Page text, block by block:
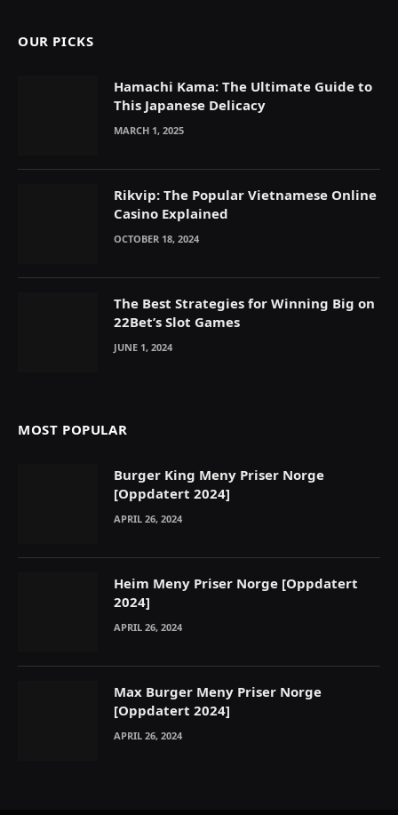
OUR PICKS
Hamachi Kama: The Ultimate Guide to
This Japanese Delicacy
MARCH 1, 2025
Rikvip: The Popular Vietnamese Online
Casino Explained
OCTOBER 18, 2024
The Best Strategies for Winning Big on
22Bet’s Slot Games
JUNE 1, 2024
MOST POPULAR
Burger King Meny Priser Norge
[Oppdatert 2024]
APRIL 26, 2024
Heim Meny Priser Norge [Oppdatert
2024]
APRIL 26, 2024
Max Burger Meny Priser Norge
[Oppdatert 2024]
APRIL 26, 2024